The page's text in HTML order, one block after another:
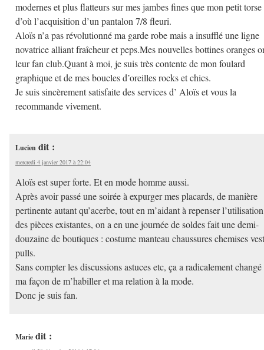
modernes et plus flatteurs sur mes jambes fines que mon petit torse
d’où l’acquisition d’un pantalon 7/8 fleuri.
Aloïs n’a pas révolutionné ma garde robe mais a insufflé une ligne
novatrice alliant fraîcheur et peps.Mes nouvelles bottines oranges
leur fan club.Quant à moi, je suis très contente de mon foulard
graphique et de mes boucles d’oreilles rocks et chics.
Je suis sincèrement satisfaite des services d’ Aloïs et vous la
recommande vivement.
Lucien dit :
mercredi 4 janvier 2017 à 22:04
Aloïs est super forte. Et en mode homme aussi.
Après avoir passé une soirée à expurger mes placards, de manière
pertinente autant qu’acerbe, tout en m’aidant à repenser l’utilisation
des pièces existantes, on a en une journée de soldes fait une demi-
douzaine de boutiques : costume manteau chaussures chemises
pulls.
Sans compter les discussions astuces etc, ça a radicalement changé
ma façon de m’habiller et ma relation à la mode.
Donc je suis fan.
Marie dit :